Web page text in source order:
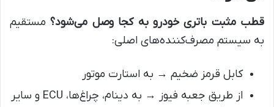
قطب مثبت باتری خودرو به کجا وصل می‌شود؟مستقیم
به سیستم مصرف‌کننده‌های اصلی:
کابل قرمز ضخیم → به استارت موتور
از طریق جعبه فیوز → به دینام، چراغ‌ها، ECU و سایر